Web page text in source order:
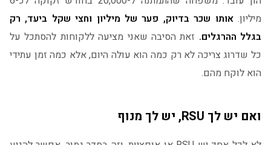
מיליון.אותו שכר בדיוק, פער של מיליון וחצי שקל ביעד, רק
בגלל ההרגלים. זאת הסיבה שאני מציעה ללקוחות להסתכל על
כל שדרוג צריכה לא רק כמה הוא עולה היום, אלא כמה זמן עתידי
הוא לוקח מהם.
ואם יש לך RSU, יש לך מנוף